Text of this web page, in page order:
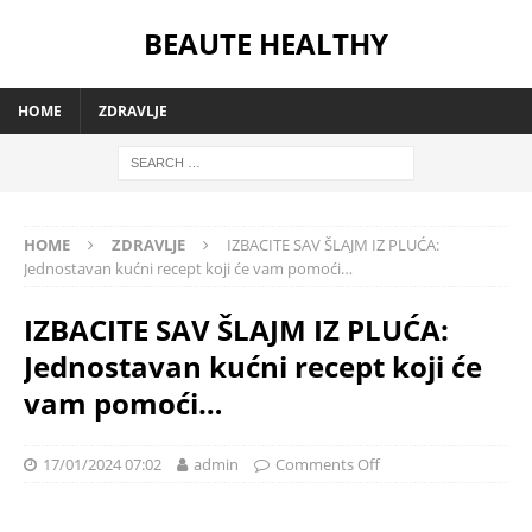
BEAUTE HEALTHY
HOME ZDRAVLJE
HOME ZDRAVLJE
IZBACITE SAV ŠLAJM IZ PLUĆA:
Jednostavan kućni recept koji će vam pomoći…
IZBACITE SAV ŠLAJM IZ PLUĆA:
Jednostavan kućni recept koji će
vam pomoći…
17/01/2024 07:02 admin Comments Off